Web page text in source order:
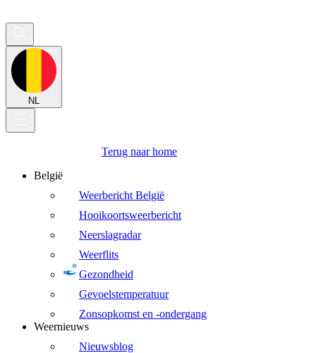
NL
Terug naar home
België
Weerbericht België
Hooikoortsweerbericht
Neerslagradar
Weerflits
Gezondheid
Gevoelstemperatuur
Zonsopkomst en -ondergang
Weernieuws
Nieuwsblog